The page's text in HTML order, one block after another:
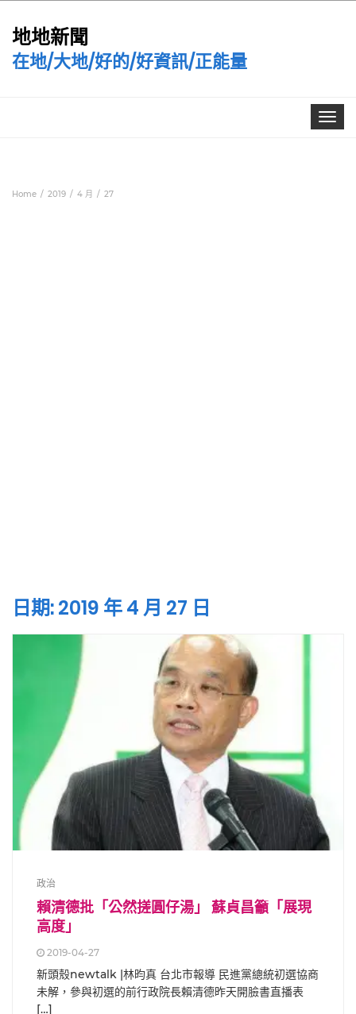
地地新聞
在地/大地/好的/好資訊/正能量
Toggle
Home 2019 4 月 27
日期:2019 年 4 月 27 日
政治
賴清德批「公然搓圓仔湯」 蘇貞昌籲「展現
高度」
2019-04-27
新頭殼newtalk |林昀真 台北市報導 民進黨總統初選協商
未解，參與初選的前行政院長賴清德昨天開臉書直播表
[…]